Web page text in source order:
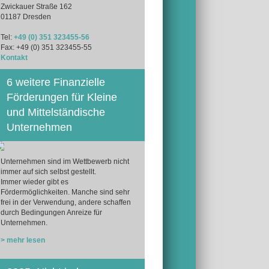
Zwickauer Straße 162
01187 Dresden
Tel: +49 (0) 351 323455-56
Fax: +49 (0) 351 323455-55
Kontakt
6 weitere Finanzielle
Förderungen für Kleine
und Mittelständische
Unternehmen
Unternehmen sind im Wettbewerb nicht
immer auf sich selbst gestellt.
Immer wieder gibt es
Fördermöglichkeiten. Manche sind sehr
frei in der Verwendung, andere schaffen
durch Bedingungen Anreize für
Unternehmen.
> mehr lesen